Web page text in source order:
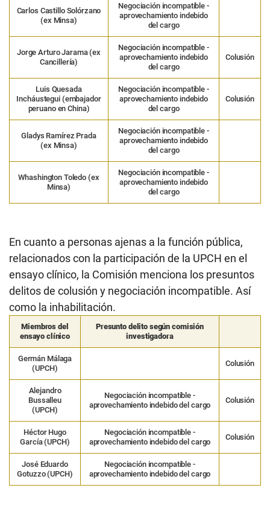
Carlos Castillo Solórzano
(ex Minsa)
Negociación incompatible -
aprovechamiento indebido
del cargo
Jorge Arturo Jarama (ex
Cancillería)
Negociación incompatible -
aprovechamiento indebido
del cargo
Colusión
Luis Quesada
Incháustegui (embajador
peruano en China)
Negociación incompatible -
aprovechamiento indebido
del cargo
Colusión
Gladys Ramírez Prada
(ex Minsa)
Negociación incompatible -
aprovechamiento indebido
del cargo
Whashington Toledo (ex
Minsa)
Negociación incompatible -
aprovechamiento indebido
del cargo
En cuanto a personas ajenas a la función pública,
relacionados con la participación de la UPCH en el
ensayo clínico, la Comisión menciona los presuntos
delitos de colusión y negociación incompatible. Así
como la inhabilitación.
Miembros del
ensayo clínico
Presunto delito según comisión
investigadora
Germán Málaga
(UPCH)
Colusión
Alejandro
Bussalleu
(UPCH)
Negociación incompatible -
aprovechamiento indebido del cargo
Colusión
Héctor Hugo
García (UPCH)
Negociación incompatible -
aprovechamiento indebido del cargo
Colusión
José Eduardo
Gotuzzo (UPCH)
Negociación incompatible -
aprovechamiento indebido del cargo